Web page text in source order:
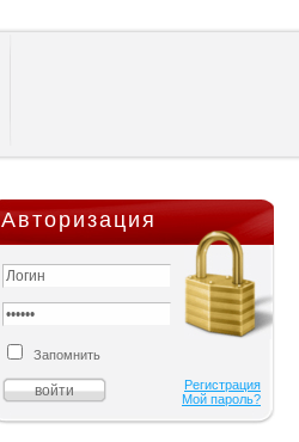
Авторизация
Запомнить
Регистрация
Мой пароль?